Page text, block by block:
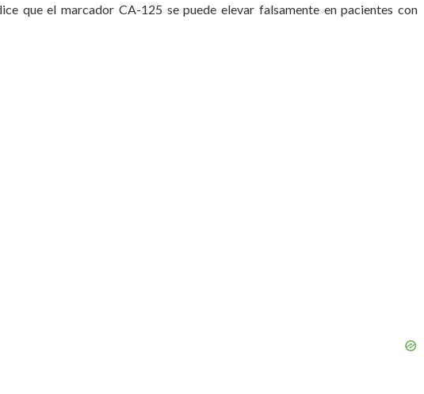
que el marcador CA-125 se puede elevar falsamente en pacientes con